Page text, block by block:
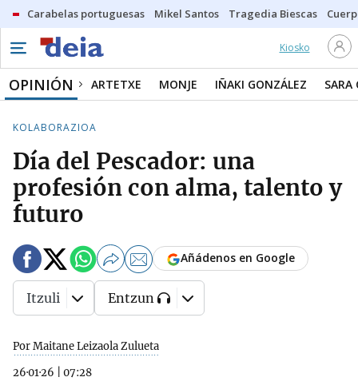
Carabelas portuguesas Mikel Santos Tragedia Biescas
Kiosko
OPINIÓN ARTETXE MONJE IÑAKI GONZÁLEZ SARA
KOLABORAZIOA
Día del Pescador: una
profesión con alma, talento y
futuro
Por Maitane Leizaola Zulueta
26·01·26
07:28
Añádenos en Google
Itzuli Entzun